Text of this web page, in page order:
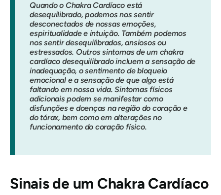
Quando o Chakra Cardíaco está
desequilibrado, podemos nos sentir
desconectados de nossas emoções,
espiritualidade e intuição. Também podemos
nos sentir desequilibrados, ansiosos ou
estressados. Outros sintomas de um chakra
cardíaco desequilibrado incluem a sensação de
inadequação, o sentimento de bloqueio
emocional e a sensação de que algo está
faltando em nossa vida. Sintomas físicos
adicionais podem se manifestar como
disfunções e doenças na região do coração e
do tórax, bem como em alterações no
funcionamento do coração físico.
Sinais de um Chakra Cardíaco